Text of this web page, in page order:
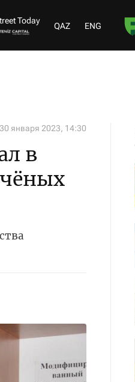
Today
QAZ ENG
30 января 2023, 14:30
в